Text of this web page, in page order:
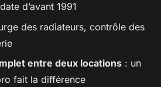
d’avant 1991
des radiateurs, contrôle des
entre deux locations : un
fait la différence